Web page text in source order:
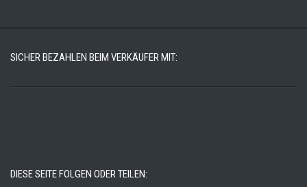
SICHER BEZAHLEN BEIM VERKÄUFER MIT:
DIESE SEITE FOLGEN ODER TEILEN: